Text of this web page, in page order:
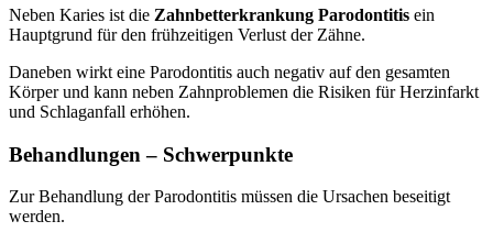
Neben Karies ist die Zahnbetterkrankung Parodontitis ein
Hauptgrund für den frühzeitigen Verlust der Zähne.
Daneben wirkt eine Parodontitis auch negativ auf den gesamten
Körper und kann neben Zahnproblemen die Risiken für Herzinfarkt
und Schlaganfall erhöhen.
Behandlungen – Schwerpunkte
Zur Behandlung der Parodontitis müssen die Ursachen beseitigt
werden.